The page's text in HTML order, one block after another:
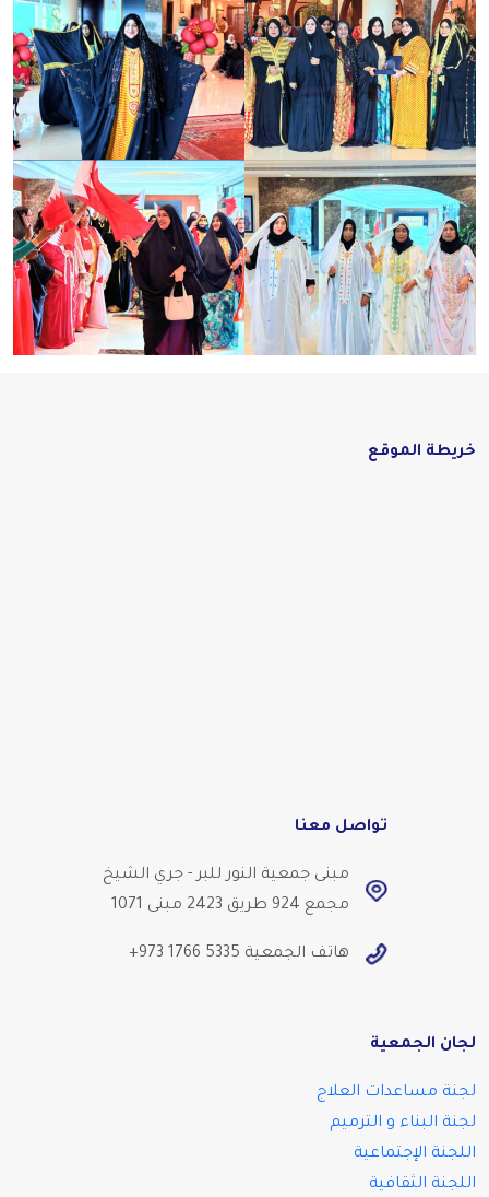
خريطة الموقع
تواصل معنا
مبنى جمعية النور للبر - جري الشيخ
مجمع 924 طريق 2423 مبنى 1071
هاتف الجمعية +973 1766 5335
لجان الجمعية
لجنة مساعدات العلاج
لجنة البناء و الترميم
اللجنة الإجتماعية
اللجنة الثقافية